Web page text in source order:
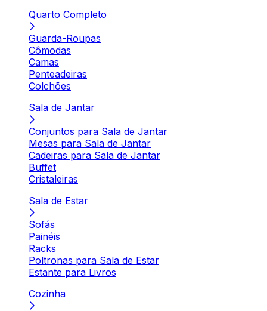
Quarto Completo
Guarda-Roupas
Cômodas
Camas
Penteadeiras
Colchões
Sala de Jantar
Conjuntos para Sala de Jantar
Mesas para Sala de Jantar
Cadeiras para Sala de Jantar
Buffet
Cristaleiras
Sala de Estar
Sofás
Painéis
Racks
Poltronas para Sala de Estar
Estante para Livros
Cozinha